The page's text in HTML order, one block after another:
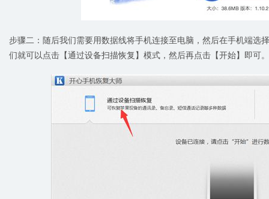
步骤二：随后我们需要用数据线将手机连接至电脑，然后在手机端选
们就可以点击【通过设备扫描恢复】模式，然后再点击【开始】即可。